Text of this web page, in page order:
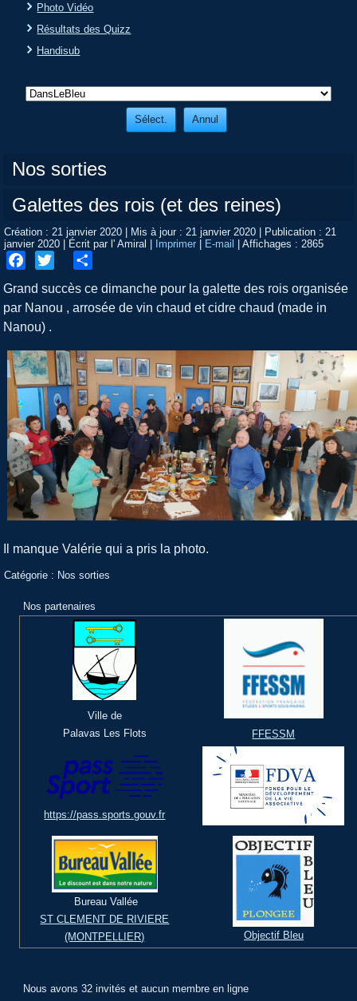
Photo Vidéo
Résultats des Quizz
Handisub
Nos sorties
Galettes des rois (et des reines)
Création : 21 janvier 2020 | Mis à jour : 21 janvier 2020 | Publication : 21
janvier 2020 | Écrit par l' Amiral | Imprimer | E-mail |Affichages : 2865
Grand succès ce dimanche pour la galette des rois organisée
par Nanou , arrosée de vin chaud et cidre chaud (made in
Nanou) .
Il manque Valérie qui a pris la photo.
Catégorie : Nos sorties
Nos partenaires
Ville de
Palavas Les Flots
FFESSM
https://pass.sports.gouv.fr
Bureau Vallée
ST CLEMENT DE RIVIERE
(MONTPELLIER)
Objectif Bleu
Nous avons 32 invités et aucun membre en ligne